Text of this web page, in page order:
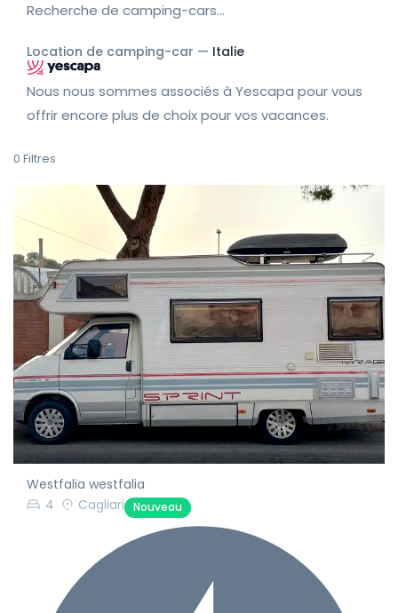
Recherche de camping-cars…
Location de camping-car — Italie
Nous nous sommes associés à Yescapa pour vous
offrir encore plus de choix pour vos vacances.
0 Filtres
Westfalia westfalia
4
Cagliari Nouveau